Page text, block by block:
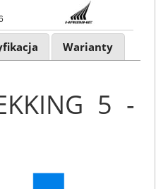
Warianty
5 -